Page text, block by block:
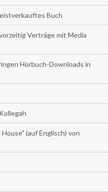
Buch
Verträge mit Media
Hörbuch-Downloads in
(auf Englisch) von